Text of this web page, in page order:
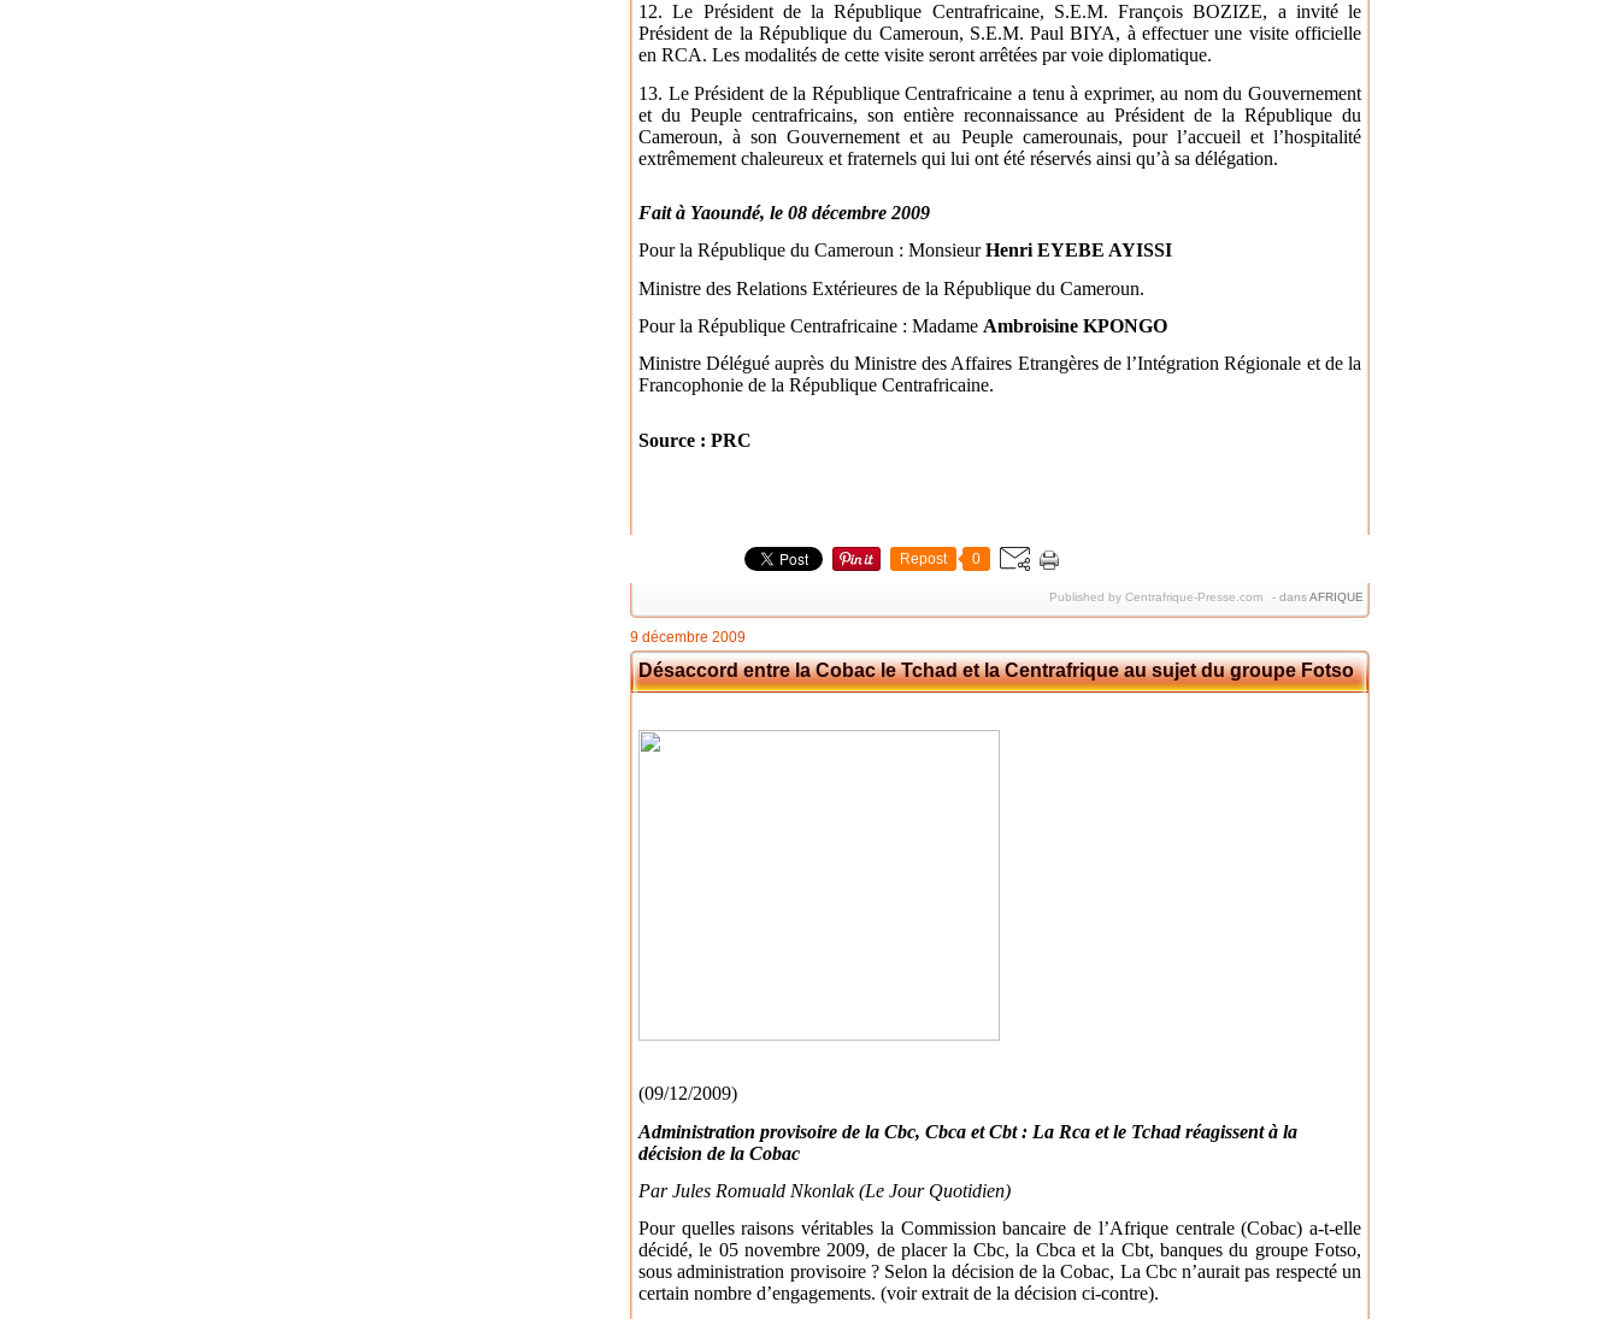
12. Le Président de la République Centrafricaine, S.E.M. François BOZIZE, a invité le
Président de la République du Cameroun, S.E.M. Paul BIYA, à effectuer une visite officielle
en RCA. Les modalités de cette visite seront arrêtées par voie diplomatique.
13. Le Président de la République Centrafricaine a tenu à exprimer, au nom du Gouvernement
et du Peuple centrafricains, son entière reconnaissance au Président de la République du
Cameroun, à son Gouvernement et au Peuple camerounais, pour l’accueil et l’hospitalité
extrêmement chaleureux et fraternels qui lui ont été réservés ainsi qu’à sa délégation.
Fait à Yaoundé, le 08 décembre 2009
Pour la République du Cameroun : MonsieurHenri EYEBE AYISSI
Ministre des Relations Extérieures de la République du Cameroun.
Pour la République Centrafricaine : Madame Ambroisine KPONGO
Ministre Délégué auprès du Ministre des Affaires Etrangères de l’Intégration Régionale et de la
Francophonie de la République Centrafricaine.
Source : PRC
Repost 0
Published by Centrafrique-Presse.com - dansAFRIQUE
9 décembre 2009
Désaccord entre la Cobac le Tchad et la Centrafrique au sujet du groupe Fotso
(09/12/2009)
Administration provisoire de la Cbc, Cbca et Cbt : La Rca et le Tchad réagissent à la
décision de la Cobac
Par Jules Romuald Nkonlak (Le Jour Quotidien)
Pour quelles raisons véritables la Commission bancaire de l’Afrique centrale (Cobac) a-t-elle
décidé, le 05 novembre 2009, de placer la Cbc, la Cbca et la Cbt, banques du groupe Fotso,
sous administration provisoire ? Selon la décision de la Cobac, La Cbc n’aurait pas respecté un
certain nombre d’engagements. (voir extrait de la décision ci-contre).